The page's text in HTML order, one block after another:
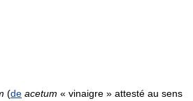
(de acetum « vinaigre » attesté au sens